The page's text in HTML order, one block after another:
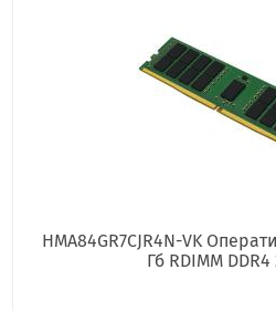
HMA84GR7CJR4N-VK
Гб RDIMM